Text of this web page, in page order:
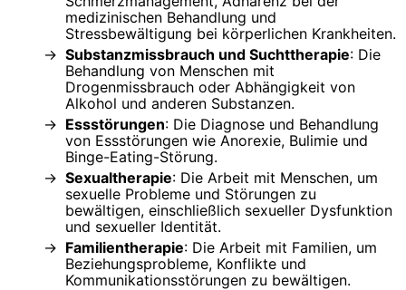
medizinischen Behandlung und
Stressbewältigung bei körperlichen Krankheiten.
Substanzmissbrauch und Suchttherapie: Die
Behandlung von Menschen mit
Drogenmissbrauch oder Abhängigkeit von
Alkohol und anderen Substanzen.
Essstörungen: Die Diagnose und Behandlung
von Essstörungen wie Anorexie, Bulimie und
Binge-Eating-Störung.
Sexualtherapie: Die Arbeit mit Menschen, um
sexuelle Probleme und Störungen zu
bewältigen, einschließlich sexueller Dysfunktion
und sexueller Identität.
Familientherapie: Die Arbeit mit Familien, um
Beziehungsprobleme, Konflikte und
Kommunikationsstörungen zu bewältigen.